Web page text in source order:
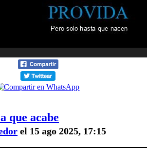
que acabe
el 15 ago 2025, 17:15